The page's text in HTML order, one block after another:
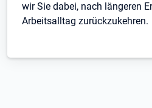
wir Sie dabei, nach längeren
Arbeitsalltag zurückzukehren.